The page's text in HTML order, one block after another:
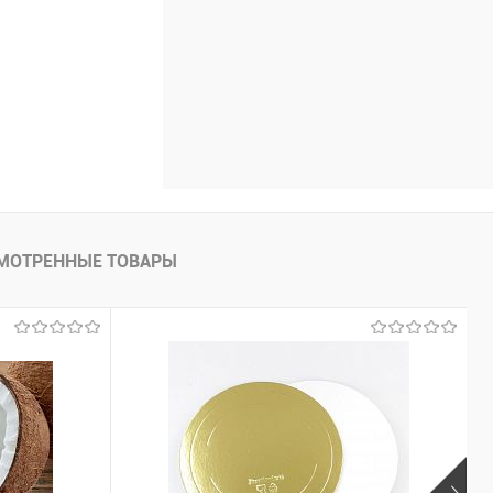
ТОВАРЫ